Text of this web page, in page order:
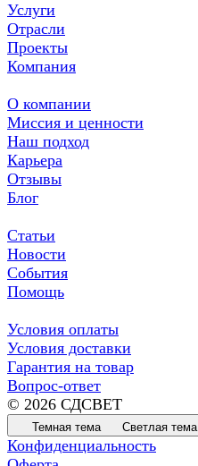
Услуги
Отрасли
Проекты
Компания
О компании
Миссия и ценности
Наш подход
Карьера
Отзывы
Блог
Статьи
Новости
События
Помощь
Условия оплаты
Условия доставки
Гарантия на товар
Вопрос-ответ
© 2026 СДСВЕТ
Темная тема Светлая тема
Конфиденциальность